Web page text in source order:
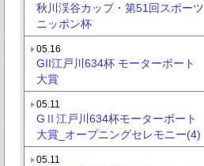
秋川渓谷カップ・第51回スポーツ
ニッポン杯
05.16
GII江戸川634杯 モーターボート
大賞
05.11
GⅡ江戸川634杯モーターボート
大賞_オープニングセレモニー(4)
05.11